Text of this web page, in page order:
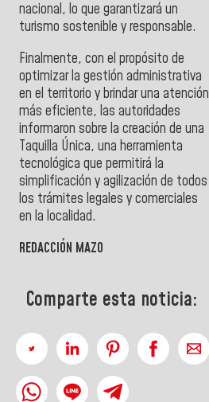
nacional, lo que garantizará un
turismo sostenible y responsable.
Finalmente, con el propósito de
optimizar la gestión administrativa
en el territorio y brindar una atención
más eficiente, las autoridades
informaron sobre la creación de una
Taquilla Única, una herramienta
tecnológica que permitirá la
simplificación y agilización de todos
los trámites legales y comerciales
en la localidad.
REDACCIÓN MAZO
Comparte esta noticia: